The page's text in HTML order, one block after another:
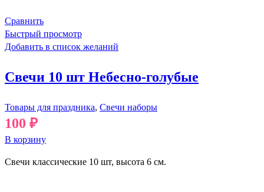
Сравнить
Быстрый просмотр
Добавить в список желаний
Свечи 10 шт Небесно-голубые
Товары для праздника, Свечи наборы
100 ₽
В корзину
Свечи классические 10 шт, высота 6 см.